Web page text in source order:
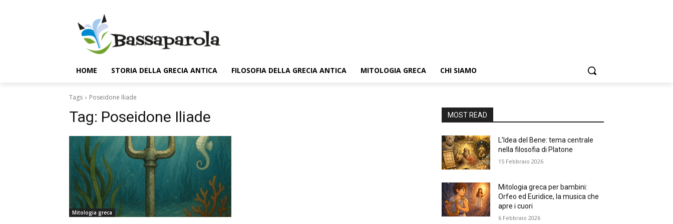
HOME STORIA DELLA GRECIA ANTICA FILOSOFIA DELLA GRECIA ANTICA MITOLOGIA GRECA CHI SIAMO
Tags Poseidone Iliade
Tag: Poseidone Iliade
Mitologia greca
MOST READ
L’Idea del Bene: tema centrale
nella filosofia di Platone
15 Febbraio 2026
Mitologia greca per bambini:
Orfeo ed Euridice, la musica che
apre i cuori
6 Febbraio 2026